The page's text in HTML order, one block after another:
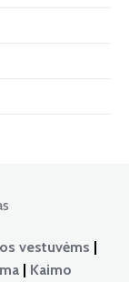
vestuvėms
Kaimo